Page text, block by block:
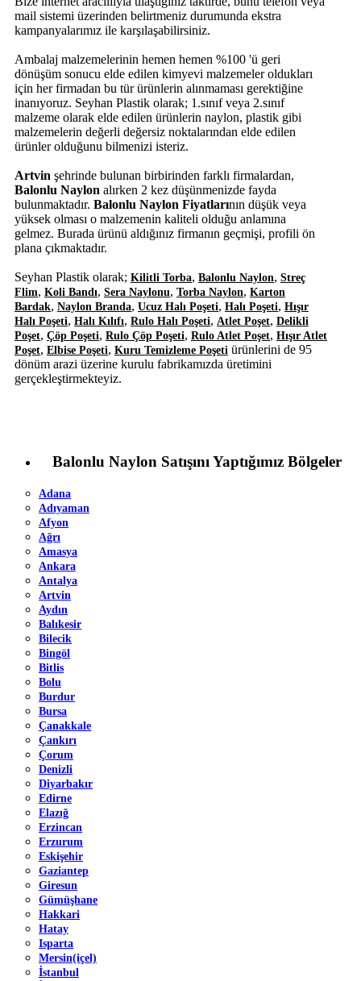
mail sistemi üzerinden belirtmeniz durumunda ekstra
kampanyalarımız ile karşılaşabilirsiniz.
Ambalaj malzemelerinin hemen hemen %100 'ü geri
dönüşüm sonucu elde edilen kimyevi malzemeler oldukları
için her firmadan bu tür ürünlerin alınmaması gerektiğine
inanıyoruz. Seyhan Plastik olarak; 1.sınıf veya 2.sınıf
malzeme olarak elde edilen ürünlerin naylon, plastik gibi
malzemelerin değerli değersiz noktalarından elde edilen
ürünler olduğunu bilmenizi isteriz.
Artvin şehrinde bulunan birbirinden farklı firmalardan,
Balonlu Naylon alırken 2 kez düşünmenizde fayda
bulunmaktadır. Balonlu Naylon Fiyatlarının düşük veya
yüksek olması o malzemenin kaliteli olduğu anlamına
gelmez. Burada ürünü aldığınız firmanın geçmişi, profili ön
plana çıkmaktadır.
Seyhan Plastik olarak; Kilitli Torba, Balonlu Naylon, Streç
Flim, Koli Bandı, Sera Naylonu, Torba Naylon, Karton
Bardak, Naylon Branda, Ucuz Halı Poşeti, Halı Poşeti, Hışır
Halı Poşeti, Halı Kılıfı, Rulo Halı Poşeti, Atlet Poşet, Delikli
Poşet, Çöp Poşeti, Rulo Çöp Poşeti, Rulo Atlet Poşet, Hışır Atlet
Poşet, Elbise Poşeti, Kuru Temizleme Poşeti ürünlerini de 95
dönüm arazi üzerine kurulu fabrikamızda üretimini
gerçekleştirmekteyiz.
Balonlu Naylon Satışını Yaptığımız Bölgeler
Adana
Adıyaman
Afyon
Ağrı
Amasya
Ankara
Antalya
Artvin
Aydın
Balıkesir
Bilecik
Bingöl
Bitlis
Bolu
Burdur
Bursa
Çanakkale
Çankırı
Çorum
Denizli
Diyarbakır
Edirne
Elazığ
Erzincan
Erzurum
Eskişehir
Gaziantep
Giresun
Gümüşhane
Hakkari
Hatay
Isparta
Mersin(içel)
İstanbul